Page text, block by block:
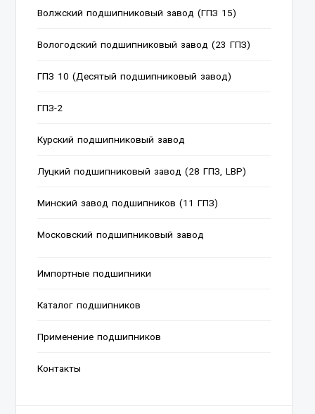
Волжский подшипниковый завод (ГПЗ 15)
Вологодский подшипниковый завод (23 ГПЗ)
ГПЗ 10 (Десятый подшипниковый завод)
ГПЗ-2
Курский подшипниковый завод
Луцкий подшипниковый завод (28 ГПЗ, LBP)
Минский завод подшипников (11 ГПЗ)
Московский подшипниковый завод
Импортные подшипники
Каталог подшипников
Применение подшипников
Контакты